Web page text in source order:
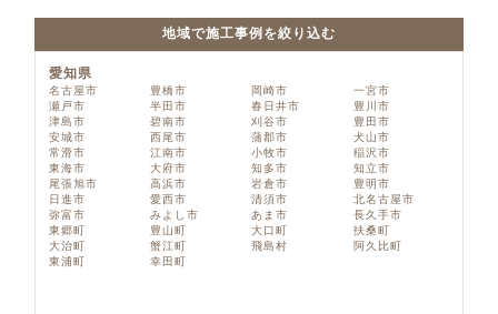
地域で施工事例を絞り込む
愛知県
名古屋市 豊橋市 岡崎市
一宮市
瀬戸市
半田市 春日井市
豊川市
津島市
碧南市 刈谷市
豊田市
安城市
西尾市 蒲郡市
犬山市
常滑市
江南市 小牧市
稲沢市
東海市
大府市 知多市
知立市
尾張旭市
高浜市 岩倉市
豊明市
日進市
愛西市 清須市
北名古屋市
弥富市
みよし市 あま市
長久手市
東郷町
豊山町 大口町
扶桑町
大治町
蟹江町 飛島村
阿久比町
東浦町
幸田町